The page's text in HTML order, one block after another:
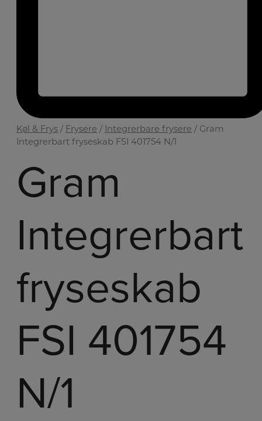
Køl & Frys / Frysere / Integrerbare frysere / Gram
Integrerbart fryseskab FSI 401754 N/1
Gram
Integrerbart
fryseskab
FSI 401754
N/1